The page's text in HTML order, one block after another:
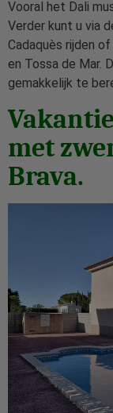
Vooral het Dali
Verder kunt u via
Cadaquès rijden
en Tossa de Mar.
gemakkelijk te
met
Brava.